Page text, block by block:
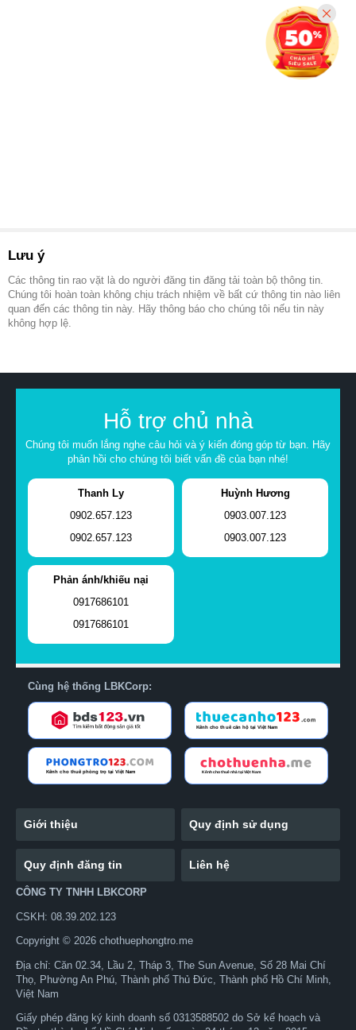
Lưu ý
Các thông tin rao vặt là do người đăng tin đăng tải toàn bộ thông tin.
Chúng tôi hoàn toàn không chịu trách nhiệm về bất cứ thông tin nào liên
quan đến các thông tin này. Hãy thông báo cho chúng tôi nếu tin này
không hợp lệ.
Hỗ trợ chủ nhà
Chúng tôi muốn lắng nghe câu hỏi và ý kiến đóng góp từ bạn. Hãy
phản hồi cho chúng tôi biết vấn đề của bạn nhé!
Thanh Ly
0902.657.123
0902.657.123
Huỳnh Hương
0903.007.123
0903.007.123
Phản ánh/khiếu nại
0917686101
0917686101
Cùng hệ thống LBKCorp:
Giới thiệu Quy định sử dụng
Quy định đăng tin Liên hệ
CÔNG TY TNHH LBKCORP
CSKH: 08.39.202.123
Copyright © 2026 chothuephongtro.me
Địa chỉ: Căn 02.34, Lầu 2, Tháp 3, The Sun Avenue, Số 28 Mai Chí
Thọ, Phường An Phú, Thành phố Thủ Đức, Thành phố Hồ Chí Minh,
Việt Nam
Giấy phép đăng ký kinh doanh số 0313588502 do Sở kế hoạch và